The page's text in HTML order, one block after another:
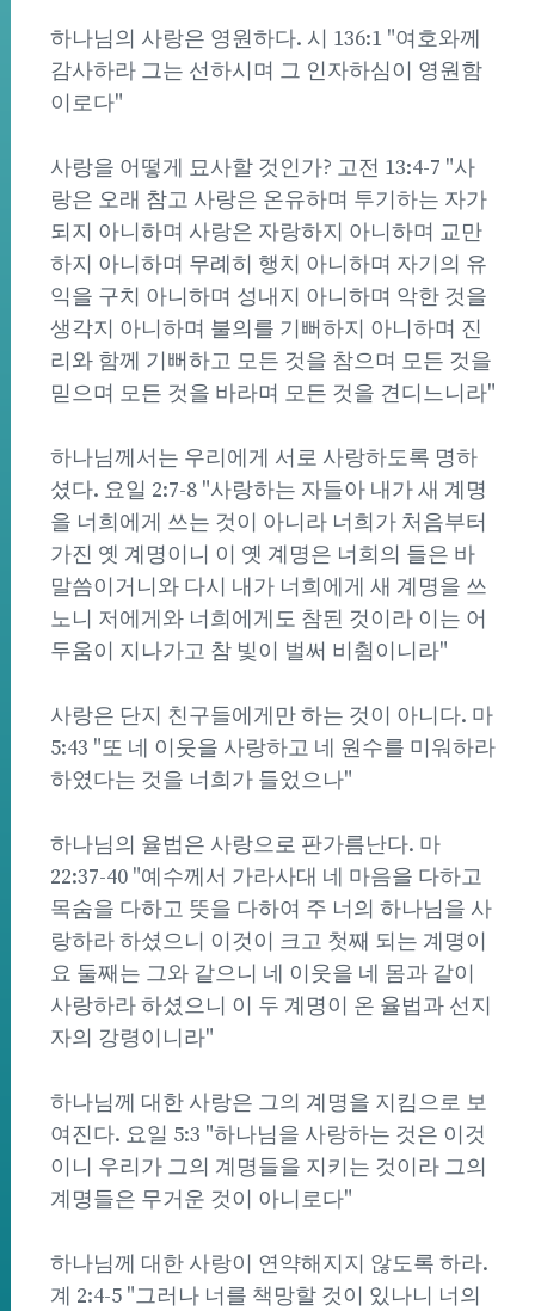
하나님의 사랑은 영원하다. 시 136:1 "여호와께
감사하라 그는 선하시며 그 인자하심이 영원함
이로다"
사랑을 어떻게 묘사할 것인가? 고전 13:4-7 "사
랑은 오래 참고 사랑은 온유하며 투기하는 자가
되지 아니하며 사랑은 자랑하지 아니하며 교만
하지 아니하며 무례히 행치 아니하며 자기의 유
익을 구치 아니하며 성내지 아니하며 악한 것을
생각지 아니하며 불의를 기뻐하지 아니하며 진
리와 함께 기뻐하고 모든 것을 참으며 모든 것을
믿으며 모든 것을 바라며 모든 것을 견디느니라"
하나님께서는 우리에게 서로 사랑하도록 명하
셨다. 요일 2:7-8 "사랑하는 자들아 내가 새 계명
을 너희에게 쓰는 것이 아니라 너희가 처음부터
가진 옛 계명이니 이 옛 계명은 너희의 들은 바
말씀이거니와 다시 내가 너희에게 새 계명을 쓰
노니 저에게와 너희에게도 참된 것이라 이는 어
두움이 지나가고 참 빛이 벌써 비췸이니라"
사랑은 단지 친구들에게만 하는 것이 아니다. 마
5:43 "또 네 이웃을 사랑하고 네 원수를 미워하라
하였다는 것을 너희가 들었으나"
하나님의 율법은 사랑으로 판가름난다. 마
22:37-40 "예수께서 가라사대 네 마음을 다하고
목숨을 다하고 뜻을 다하여 주 너의 하나님을 사
랑하라 하셨으니 이것이 크고 첫째 되는 계명이
요 둘째는 그와 같으니 네 이웃을 네 몸과 같이
사랑하라 하셨으니 이 두 계명이 온 율법과 선지
자의 강령이니라"
하나님께 대한 사랑은 그의 계명을 지킴으로 보
여진다. 요일 5:3 "하나님을 사랑하는 것은 이것
이니 우리가 그의 계명들을 지키는 것이라 그의
계명들은 무거운 것이 아니로다"
하나님께 대한 사랑이 연약해지지 않도록 하라.
계 2:4-5 "그러나 너를 책망할 것이 있나니 너의